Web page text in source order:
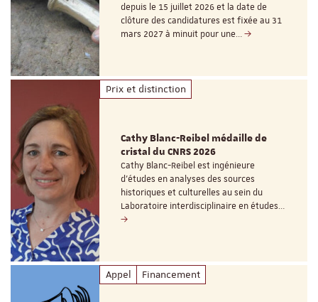
depuis le 15 juillet 2026 et la date de
clôture des candidatures est fixée au 31
mars 2027 à minuit pour une…
Prix et distinction
Cathy Blanc-Reibel médaille de
cristal du CNRS 2026
Cathy Blanc-Reibel est ingénieure
d’études en analyses des sources
historiques et culturelles au sein du
Laboratoire interdisciplinaire en études…
Appel Financement